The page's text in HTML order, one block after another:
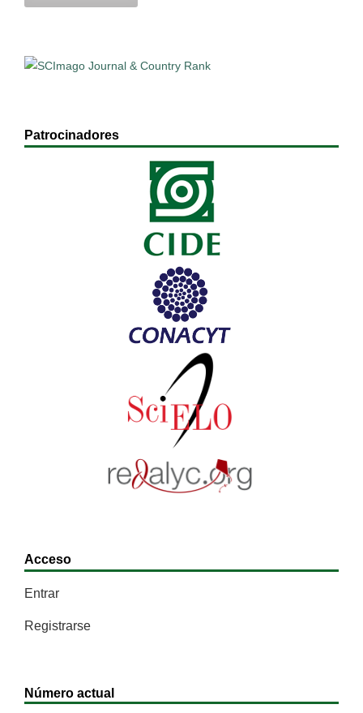
Patrocinadores
Acceso
Entrar
Registrarse
Número actual